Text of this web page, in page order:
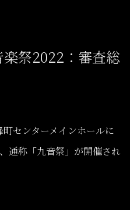
祭2022：審査総
センターメインホールに
通称「九音祭」が開催され